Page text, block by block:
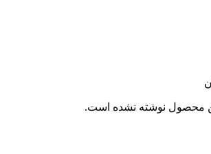
محصول نوشته نشده است.